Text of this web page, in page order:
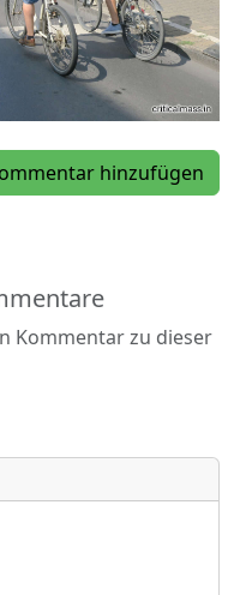
hinzufügen
Kommentar zu dieser